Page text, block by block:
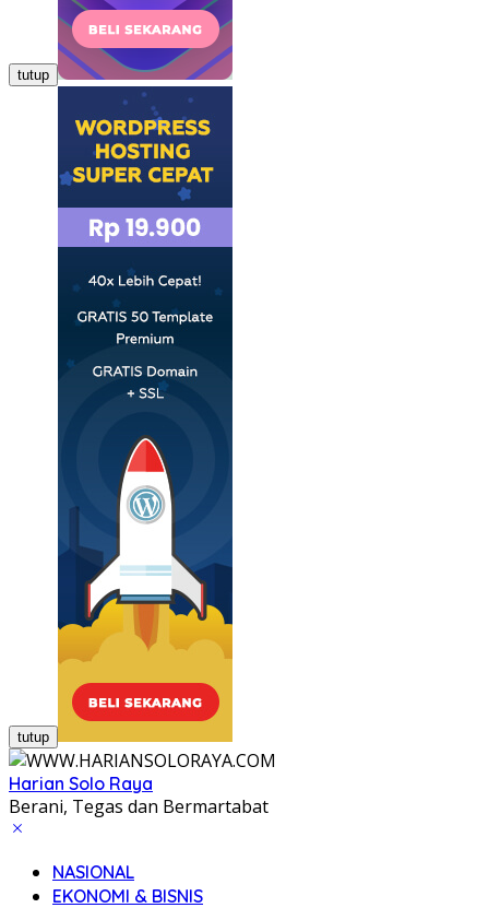
tutup
tutup
Harian Solo Raya
Berani, Tegas dan Bermartabat
NASIONAL
EKONOMI & BISNIS